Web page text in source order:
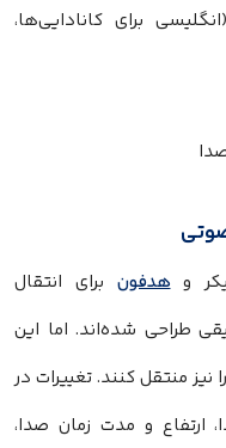
برای کانادایی‌ها،
وهدفون‌ برای انتقال
طراحی شده‌اند. اما این
منتقل کنند. تغییرات در
ارتفاع و مدت زمان صدا،